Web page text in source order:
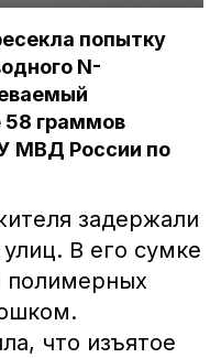
попытку
N-
58 граммов
МВД России по
задержали
В его сумке
полимерных
что изъятое